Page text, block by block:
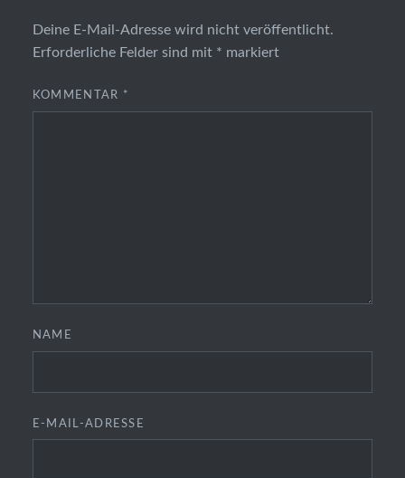
Deine E-Mail-Adresse wird nicht veröffentlicht.
Erforderliche Felder sind mit * markiert
KOMMENTAR *
NAME
E-MAIL-ADRESSE